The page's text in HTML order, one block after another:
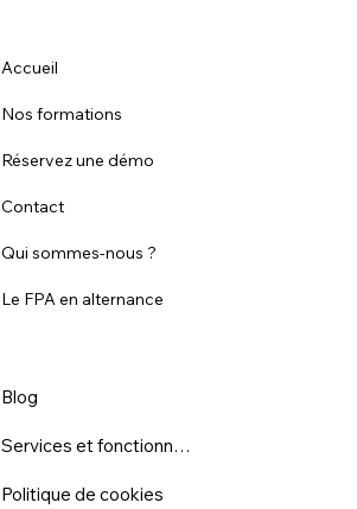
Blog
Services et fonctionnalités
Politique de cookies
Accueil
Nos formations
Réservez une démo
Contact
Qui sommes-nous ?
Le FPA en alternance